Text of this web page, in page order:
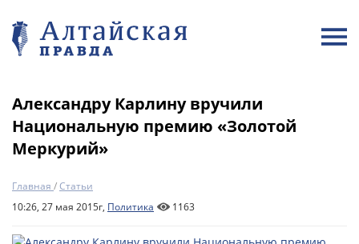
Александру Карлину вручили
Национальную премию «Золотой
Меркурий»
Главная /Статьи
10:26, 27 мая 2015г, Политика 1163